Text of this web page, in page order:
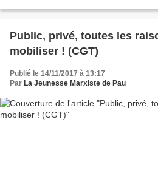
Public, privé, toutes les
mobiliser ! (CGT)
Publié le 14/11/2017 à 13:17
Par La Jeunesse Marxiste de Pau